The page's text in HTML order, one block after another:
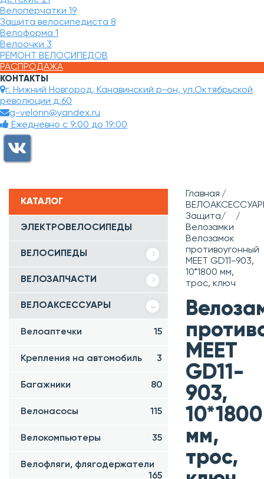
Велоперчатки 19
Защита велосипедиста 8
Велоформа 1
Велоочки 3
РЕМОНТ ВЕЛОСИПЕДОВ
РАСПРОДАЖА
КОНТАКТЫ
г. Нижний Новгород, Канавинский р-он, ул.Октябрьской
революции д.60
g-velonn@yandex.ru
Ежедневно с 9:00 до 19:00
КАТАЛОГ
ЭЛЕКТРОВЕЛОСИПЕДЫ
ВЕЛОСИПЕДЫ
ВЕЛОЗАПЧАСТИ
ВЕЛОАКСЕССУАРЫ
Велоаптечки 15
Крепления на автомобиль 3
Багажники 80
Велонасосы 115
Велокомпьютеры 35
Велофляги, флягодержатели
165
Главная
Защита/
Велозамки
Велозамок
противоугонный
MEET GD11-903,
10*1800 мм,
трос, ключ
MEET
GD11-
903,
10*1800
мм,
трос,